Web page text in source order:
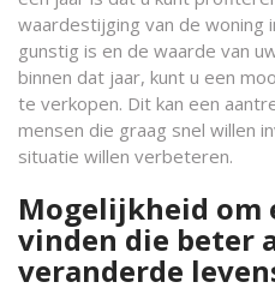
waardestijging van de woning
gunstig is en de waarde van
binnen dat jaar, kunt u een
te verkopen. Dit kan een
mensen die graag snel willen
situatie willen verbeteren.
Mogelijkheid om
vinden die beter
veranderde